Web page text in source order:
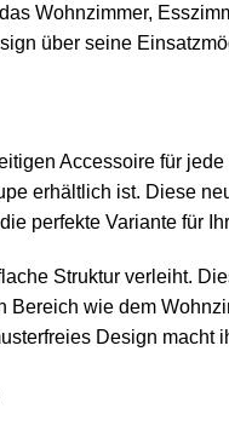
Wohnzimmer,
über seine
Accessoire für
erhältlich ist. Diese
perfekte Variante für
Struktur verleiht.
wie dem
Design